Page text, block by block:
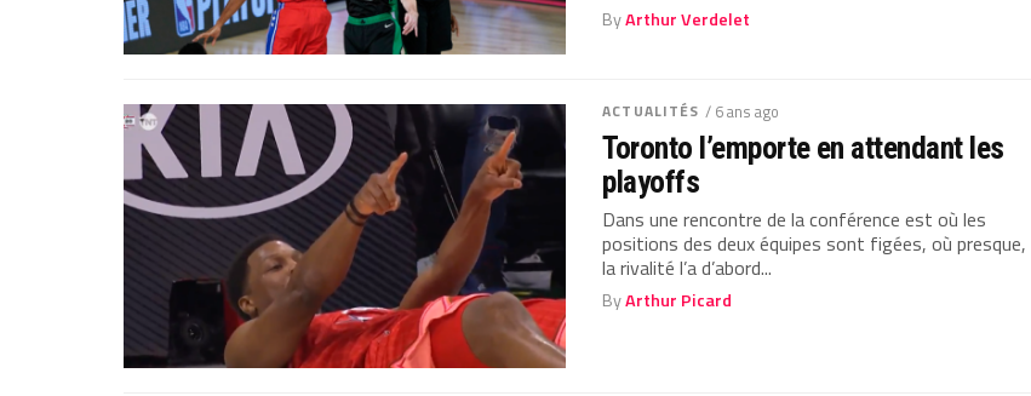
ByArthur Verdelet
ACTUALITÉS / 6 ans ago
Toronto l’emporte en attendant les
playoffs
Dans une rencontre de la conférence est où les
positions des deux équipes sont figées, où presque,
la rivalité l’a d’abord...
ByArthur Picard